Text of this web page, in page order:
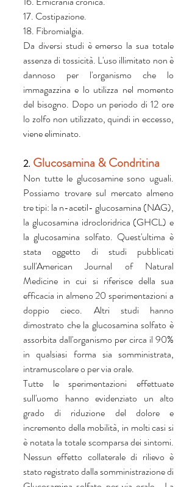
17. Costipazione.
18. Fibromialgia.
Da diversi studi è emerso la sua totale
assenza di tossicità. L'uso illimitato non è
dannoso per l'organismo che lo
immagazzina e lo utilizza nel momento
del bisogno. Dopo un periodo di 12 ore
lo zolfo non utilizzato, quindi in eccesso,
viene eliminato.
2. Glucosamina & Condritina
Non tutte le glucosamine sono uguali.
Possiamo trovare sul mercato almeno
tre tipi: la n-acetil- glucosamina (NAG),
la glucosamina idrocloridrica (GHCL) e
la glucosamina solfato. Quest'ultima è
stata oggetto di studi pubblicati
sull'American Journal of Natural
Medicine in cui si riferisce della sua
efficacia in almeno 20 sperimentazioni a
doppio cieco. Altri studi hanno
dimostrato che la glucosamina solfato è
assorbita dall'organismo per circa il 90%
in qualsiasi forma sia somministrata,
intramuscolare o per via orale.
Tutte le sperimentazioni effettuate
sull'uomo hanno evidenziato un alto
grado di riduzione del dolore e
incremento della mobilità, in molti casi si
è notata la totale scomparsa dei sintomi.
Nessun effetto collaterale di rilievo è
stato registrato dalla somministrazione di